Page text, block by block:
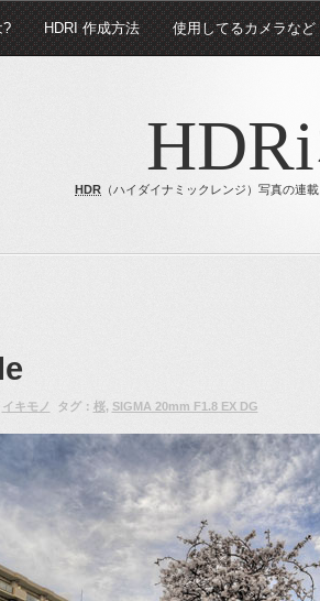
? HDRI 作成方法 使用してるカメラなど
HDR （ハイダイナミックレンジ）写真の連
イキモノ タグ： 桜, SIGMA 20mm F1.8 EX DG